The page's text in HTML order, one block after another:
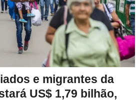
e migrantes da
US$ 1,79 bilhão,